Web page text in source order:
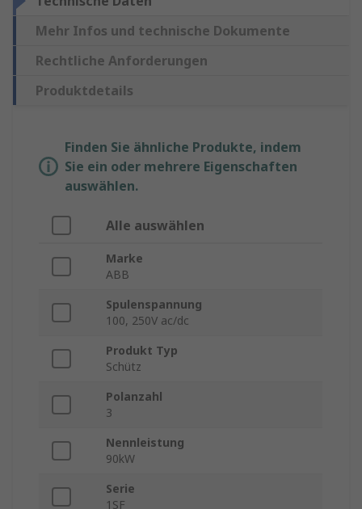
Mehr Infos und technische Dokumente
Rechtliche Anforderungen
Produktdetails
Finden Sie ähnliche Produkte, indem
Sie ein oder mehrere Eigenschaften
auswählen.
Alle auswählen
Marke
ABB
Spulenspannung
100, 250V ac/dc
Produkt Typ
Schütz
Polanzahl
3
Nennleistung
90kW
Serie
1SF